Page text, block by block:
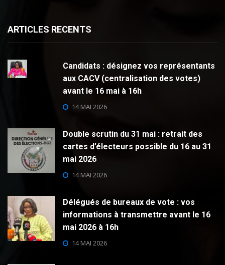
ARTICLES RECENTS
Candidats : désignez vos représentants
aux CACV (centralisation des votes)
avant le 16 mai à 16h
14 MAI 2026
Double scrutin du 31 mai : retrait des
cartes d’électeurs possible du 16 au 31
mai 2026
14 MAI 2026
Délégués de bureaux de vote : vos
informations à transmettre avant le 16
mai 2026 à 16h
14 MAI 2026